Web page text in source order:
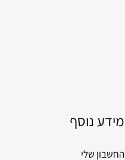
מידע נוסף
החשבון שלי